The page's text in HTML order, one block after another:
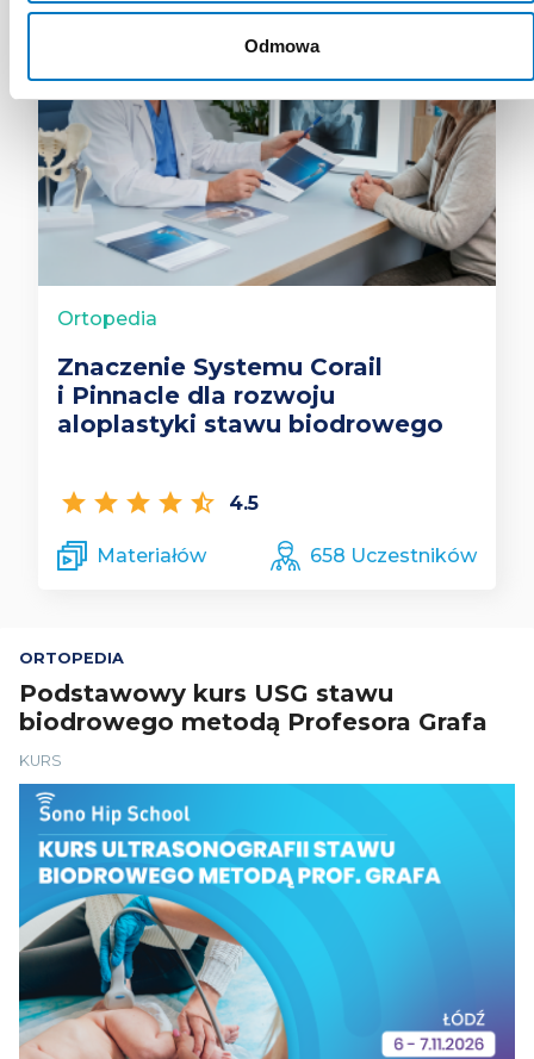
Odmowa
Ortopedia
Znaczenie Systemu Corail
i Pinnacle dla rozwoju
aloplastyki stawu biodrowego
star star star star star_half 4.5
Materiałów 658 Uczestników
ORTOPEDIA
Podstawowy kurs USG stawu
biodrowego metodą Profesora Grafa
KURS